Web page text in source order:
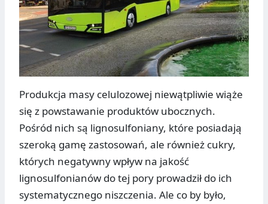
Produkcja masy celulozowej niewątpliwie wiąże
się z powstawanie produktów ubocznych.
Pośród nich są lignosulfoniany, które posiadają
szeroką gamę zastosowań, ale również cukry,
których negatywny wpływ na jakość
lignosulfonianów do tej pory prowadził do ich
systematycznego niszczenia. Ale co by było,